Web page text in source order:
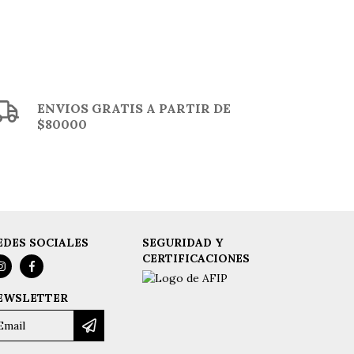
ENVIOS GRATIS A PARTIR DE
$80000
SOCIALES
SEGURIDAD Y
CERTIFICACIONES